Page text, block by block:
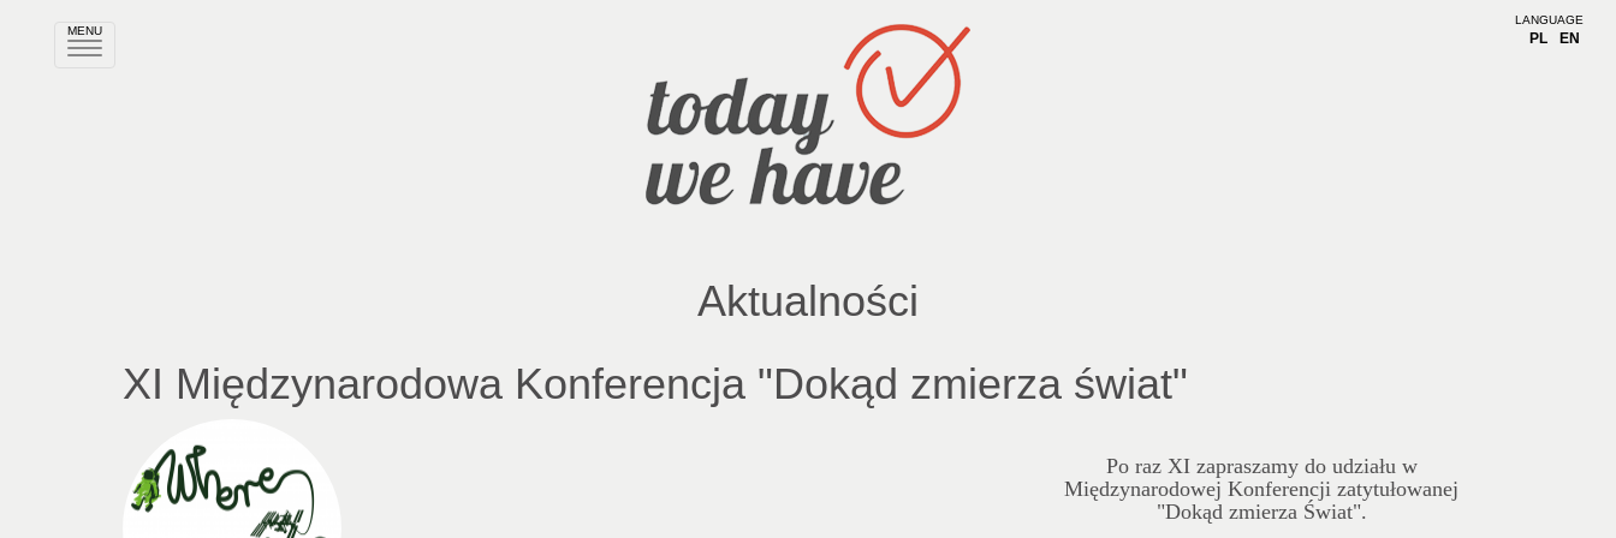
MENU
Rozwiń
LANGUAGE
PL EN
Aktualności
XI Międzynarodowa Konferencja "Dokąd zmierza świat"
Po raz XI zapraszamy do udziału w
Międzynarodowej Konferencji zatytułowanej
"Dokąd zmierza Świat".